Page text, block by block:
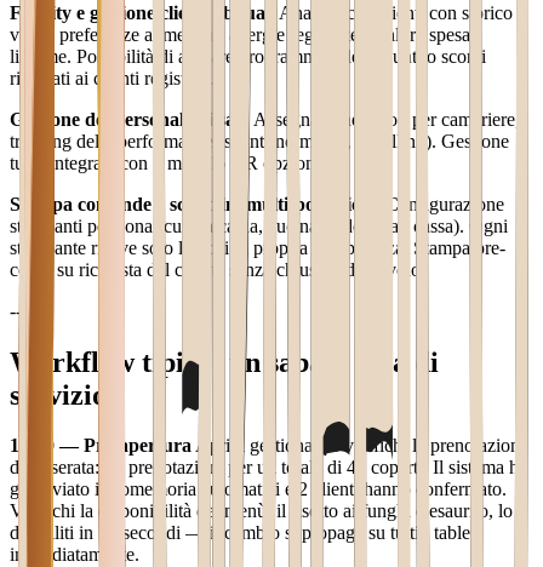
Fidelity e gestione clienti abituali
Anagrafiche clienti con storico
visite, preferenze alimentari, allergie registrate e valore spesa
lifetime. Possibilità di attivare programmi fedeltà punti o sconti
riservati ai clienti registrati.
Gestione del personale di salaAssegnazione tavoli per cameriere,
tracking delle performance (scontrino medio, upselling). Gestione
turni integrata con il modulo HR opzionale.
Stampa comande e scontrini multi-postazione
Configurazione
stampanti per zona (cucina calda, cucina fredda, bar, cassa). Ogni
stampante riceve solo le voci di propria competenza. Stampa pre-
conto su richiesta del cliente senza chiusura del tavolo.
---
Workflow tipico: un sabato sera di
servizio
18:30 — Pre-aperturaApri il gestionale e verifichi le prenotazioni
della serata: 12 prenotazioni per un totale di 47 coperti. Il sistema ha
già inviato i promemoria automatici e 2 clienti hanno confermato.
Verifichi la disponibilità del menù: il risotto ai funghi è esaurito, lo
disabiliti in 10 secondi — il cambio si propaga su tutti i tablet
immediatamente.